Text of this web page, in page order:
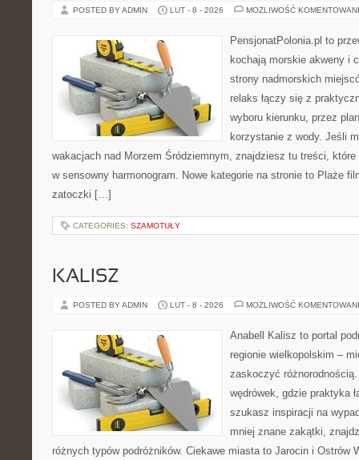
POSTED BY ADMIN LUT - 8 - 2026 MOŻLIWOŚĆ
PensjonatPolonia.pl to
kochają morskie akweny i
strony nadmorskich
relaks łączy się z
wyboru kierunku, przez
korzystanie z wody. Jeśli
wakacjach nad Morzem Śródziemnym, znajdziesz tu treści, które
w sensowny harmonogram. Nowe kategorie na stronie to Plaże
zatoczki […]
CATEGORIES: SZAMOTUŁY
KALISZ
POSTED BY ADMIN LUT - 8 - 2026 MOŻLIWOŚĆ
Anabell Kalisz to portal
regionie wielkopolskim –
zaskoczyć
wędrówek, gdzie praktyka
szukasz inspiracji na
mniej znane zakątki,
różnych typów podróżników. Ciekawe miasta to Jarocin i Ostrów